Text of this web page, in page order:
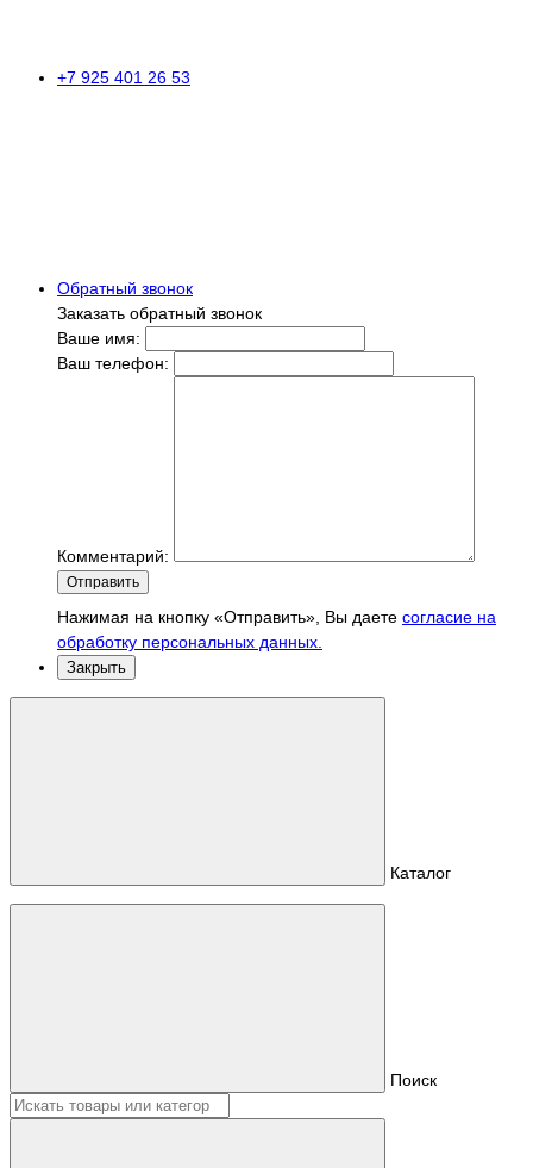
+7 925 401 26 53
Обратный звонок
Заказать обратный звонок
Ваше имя:
Ваш телефон:
Комментарий:
Отправить
Нажимая на кнопку «Отправить», Вы даете согласие на
обработку персональных данных.
Закрыть
Каталог
Поиск